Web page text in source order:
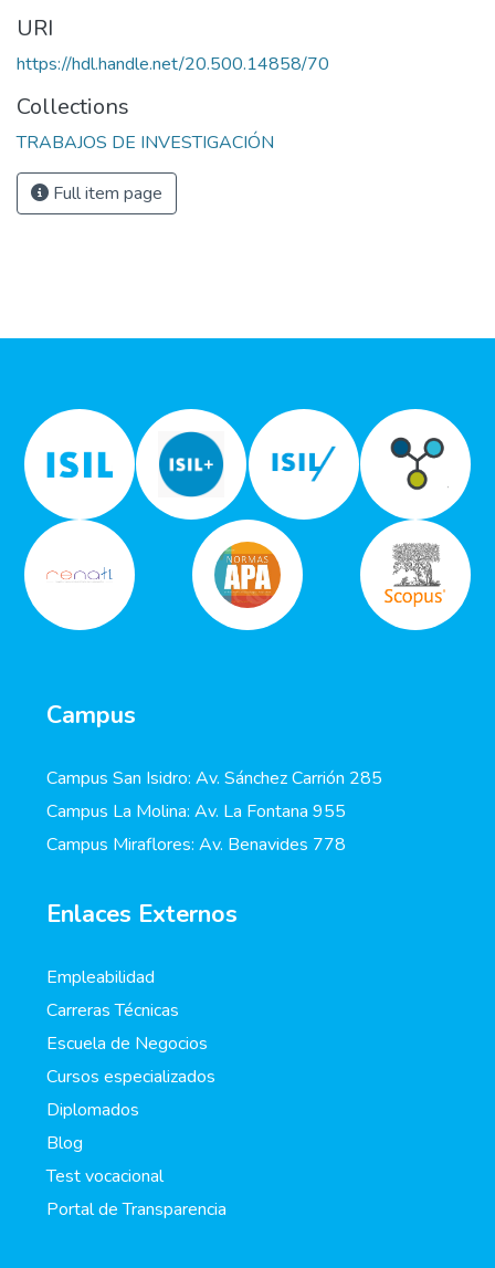
URI
https://hdl.handle.net/20.500.14858/70
Collections
TRABAJOS DE INVESTIGACIÓN
Full item page
Campus
Campus San Isidro: Av. Sánchez Carrión 285
Campus La Molina: Av. La Fontana 955
Campus Miraflores: Av. Benavides 778
Enlaces Externos
Empleabilidad
Carreras Técnicas
Escuela de Negocios
Cursos especializados
Diplomados
Blog
Test vocacional
Portal de Transparencia